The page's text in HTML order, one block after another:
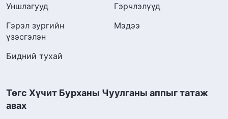
Уншлагууд
Гэрчлэлүүд
Гэрэл зургийн
үзэсгэлэн
Мэдээ
Бидний тухай
Төгс Хүчит Бурханы Чуулганы аппыг татаж
авах